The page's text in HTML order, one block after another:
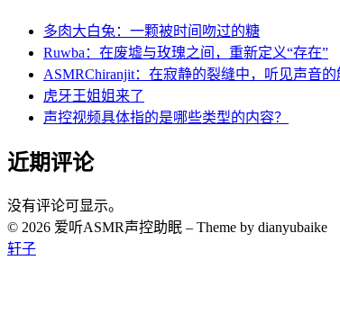
多肉大白兔：一颗被时间吻过的糖
Ruwba：在废墟与玫瑰之间，重新定义“存在”
ASMRChiranjit：在寂静的裂缝中，听见声音的
虎牙王姐姐来了
声控视频具体指的是哪些类型的内容？
近期评论
没有评论可显示。
© 2026 爱听ASMR声控助眠 – Theme by dianyubaike
轩子